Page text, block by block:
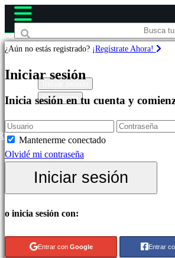
Juegos
Destacados
Novedades
Free
to
Play
Categorías
de
Acción
Regístrate
¿Aún no estás registrado? ¡Regístrate Ahora!
Iniciar sesión
Inicia sesión en tu cuenta y
Mantenerme conectado
Olvidé mi contraseña
Iniciar sesión
o inicia sesión con:
Entrar con Google Entrar